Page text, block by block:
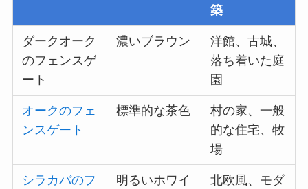
築
ダークオーク
のフェンスゲ
ート
濃いブラウン
洋館、古城、
落ち着いた庭
園
オークのフェ
ンスゲート
標準的な茶色
村の家、一般
的な住宅、牧
場
シラカバのフ
明るいホワイ
北欧風、モダ